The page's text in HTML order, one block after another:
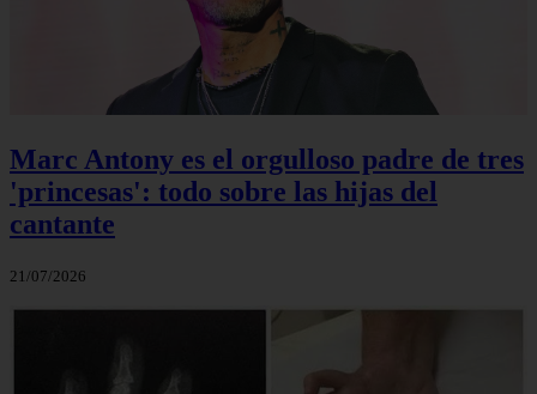
Marc Antony es el orgulloso padre de tres
'princesas': todo sobre las hijas del
cantante
21/07/2026